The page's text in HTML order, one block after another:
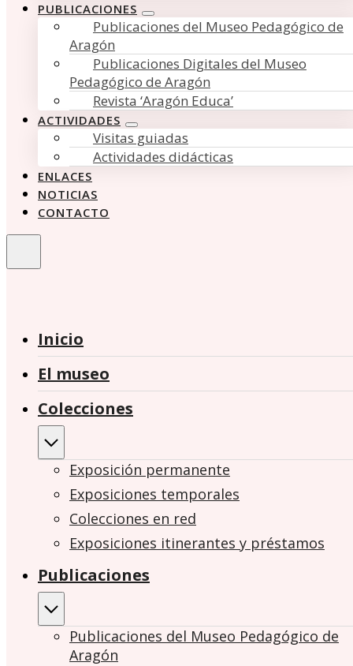
PUBLICACIONES
Publicaciones del Museo Pedagógico de
Aragón
Publicaciones Digitales del Museo
Pedagógico de Aragón
Revista ‘Aragón Educa’
ACTIVIDADES
Visitas guiadas
Actividades didácticas
ENLACES
NOTICIAS
CONTACTO
Inicio
El museo
Colecciones
Exposición permanente
Exposiciones temporales
Colecciones en red
Exposiciones itinerantes y préstamos
Publicaciones
Publicaciones del Museo Pedagógico de
Aragón